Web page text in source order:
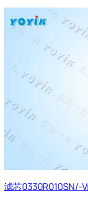
滤芯0330R010SN/-